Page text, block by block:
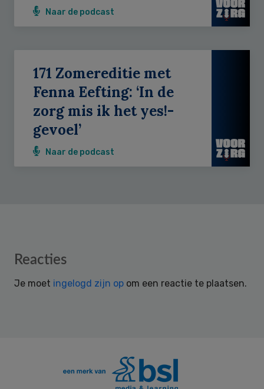
Naar de podcast
171 Zomereditie met
Fenna Eefting: ‘In de
zorg mis ik het yes!-
gevoel’
Naar de podcast
Reader
Reacties
Je moet ingelogd zijn op om een reactie te plaatsen.